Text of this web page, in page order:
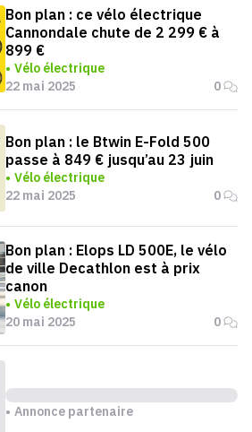
Bon plan : ce vélo électrique
Cannondale chute de 2 299 € à
899 €
Vélo électrique
22 mai 2025
0
Bon plan : le Btwin E-Fold 500
passe à 849 € jusqu’au 23 juin
Vélo électrique
22 mai 2025
0
Bon plan : Elops LD 500E, le vélo
de ville Decathlon est à prix
canon
Vélo électrique
20 mai 2025
0
Annonce partenaire